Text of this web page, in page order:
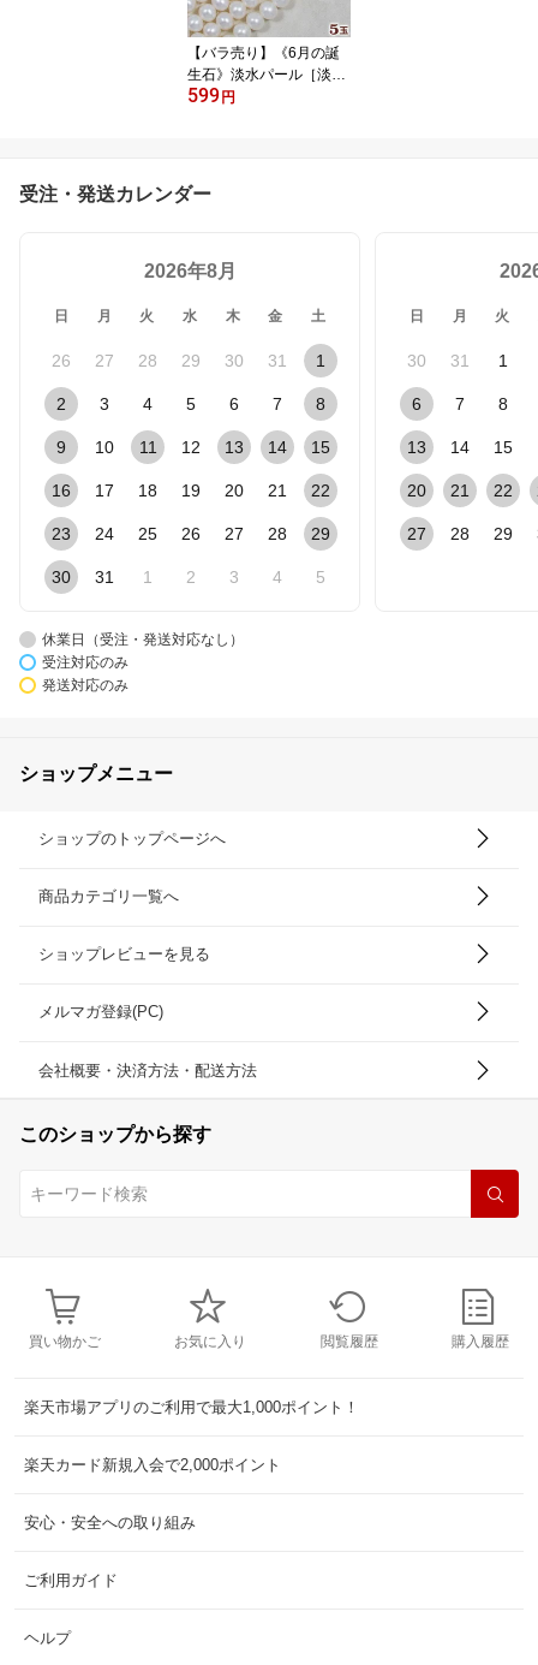
【バラ売り】《6月の誕
生石》淡水パール［淡水
真珠］～ホワイト～・丸
石・お守り・ハンドメイ
ド・手作り・パーツ・☆
599円
受注・発送カレンダー
2026年8月
日 月 火 水 木 金 土
26 27 28 29 30 31 1
2 3 4 5 6 7 8
9 10 11 12 13 14 15
16 17 18 19 20 21 22
23 24 25 26 27 28 29
30 31 1 2 3 4 5
日 月 火
30 31 1
6 7 8
13 14 15
20 21 22
27 28 29
休業日（受注・発送対応なし）
受注対応のみ
発送対応のみ
ショップメニュー
ショップのトップページへ
商品カテゴリ一覧へ
ショップレビューを見る
メルマガ登録(PC)
会社概要・決済方法・配送方法
このショップから探す
買い物かご お気に入り 閲覧履歴 購入履歴
楽天市場アプリのご利用で最大1,000ポイント！
楽天カード新規入会で2,000ポイント
安心・安全への取り組み
ご利用ガイド
ヘルプ